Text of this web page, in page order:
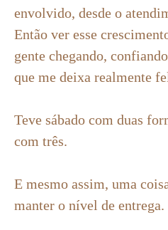
envolvido, desde o
Então ver esse
gente chegando,
que me deixa realmente
Teve sábado com duas
com três.
E mesmo assim, uma
manter o nível de entrega.